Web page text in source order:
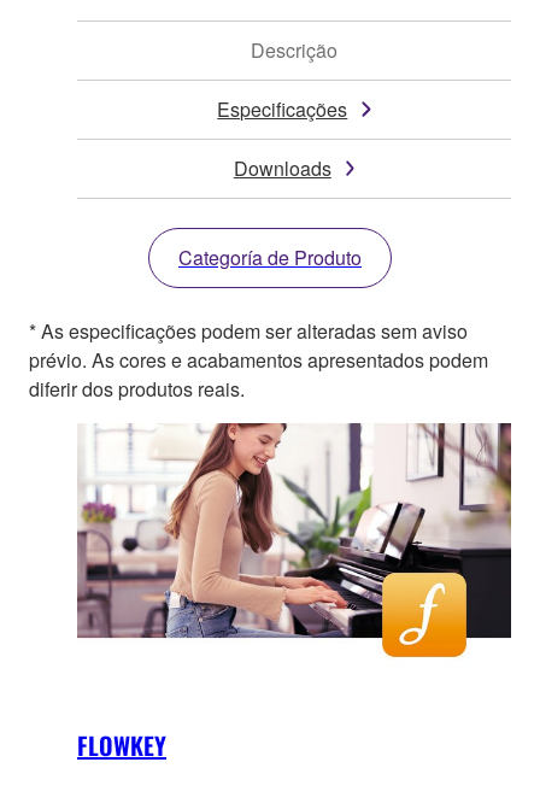
Descrição
Especificações
Downloads
Categoría de Produto
* As especificações podem ser alteradas sem aviso
prévio. As cores e acabamentos apresentados podem
diferir dos produtos reais.
FLOWKEY